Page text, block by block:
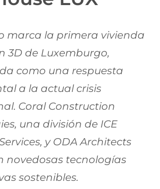
Premios y concursos
Socios
Contacto
marca la primera vivienda
3D de Luxemburgo,
como una respuesta
a la actual crisis
Coral Construction
una división de ICE
y ODA Architects
novedosas tecnologías
sostenibles.